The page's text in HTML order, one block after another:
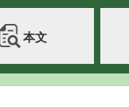
本文